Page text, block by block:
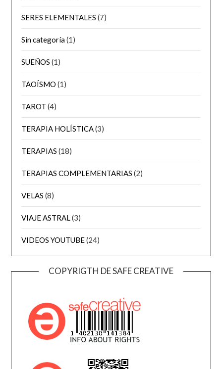
SERES ELEMENTALES (7)
Sin categoría(1)
SUEÑOS (1)
TAOÍSMO (1)
TAROT (4)
TERAPIA HOLÍSTICA(3)
TERAPIAS (18)
TERAPIAS COMPLEMENTARIAS (2)
VELAS (8)
VIAJE ASTRAL(3)
VIDEOS YOUTUBE(24)
COPYRIGTH DE SAFE CREATIVE